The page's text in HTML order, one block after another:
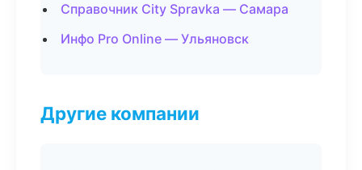
Справочник City Spravka — Самара
Инфо Pro Online — Ульяновск
Другие компании